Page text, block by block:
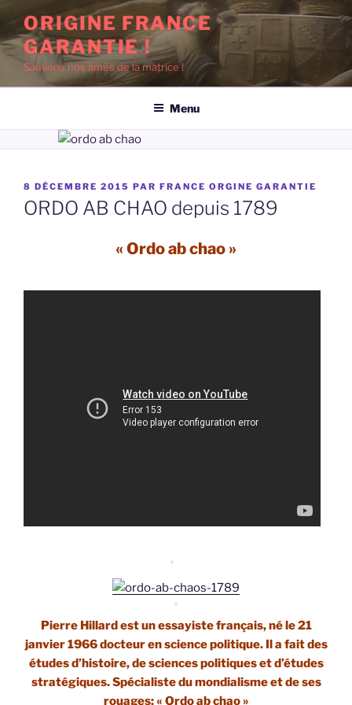
contenu
principal
ORIGINE FRANCE
GARANTIE !
Sauvons nos âmes de la matrice !
Menu
PUBLIÉ
LE
8 DÉCEMBRE 2015 PAR FRANCE ORGINE GARANTIE
ORDO AB CHAO depuis 1789
« Ordo ab chao »
*
*
Pierre Hillardest un essayiste français, né le 21
janvier 1966 docteur en science politique. Il a fait des
études d’histoire, de sciences politiques et d’études
stratégiques. Spécialiste du mondialisme et de ses
rouages: « Ordo ab chao »